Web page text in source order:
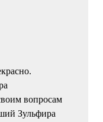
вопросам
Зульфира